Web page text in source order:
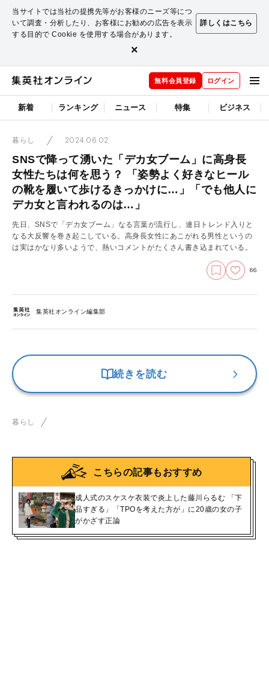
当サイトでは当社の提携先等がお客様のニーズ等につ
いて調査・分析したり、お客様にお勧めの広告を表示
する目的で Cookie を使用する場合があります。
詳しくはこちら
×
無料会員登録 ログイン
新着 ランキング ニュース 特集 ビジネス
暮らし 2024.06.02
SNSで降って湧いた「デカ女ブーム」に高身長
女性たちは何を思う？ 「姿勢よく好きなヒール
の靴を履いて歩けるきっかけに…」「でも他人に
デカ女と言われるのは…」
先日、SNSで「デカ女ブーム」なる言葉が流行し、連日トレンド入りと
なる大反響を巻き起こしている。高身長女性にあこがれる男性というの
は実はかなり多いようで、熱いコメントがたくさん書き込まれている。
66
集英社オンライン編集部
続きを読む
暮らし
こちらの記事もおすすめ
成人式のスケスケ衣装で炎上した藤川らるむ 「下
品すぎる」「TPOを考えた方が」に20歳の女の子
がかざす正論